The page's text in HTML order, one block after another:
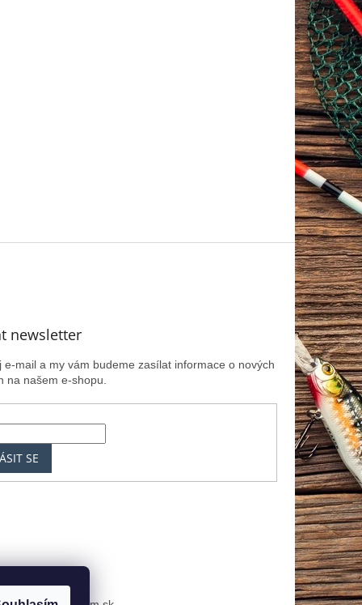
newsletter
e-mail a my vám budeme zasílat informace o nových
na našem e-shopu.
SE